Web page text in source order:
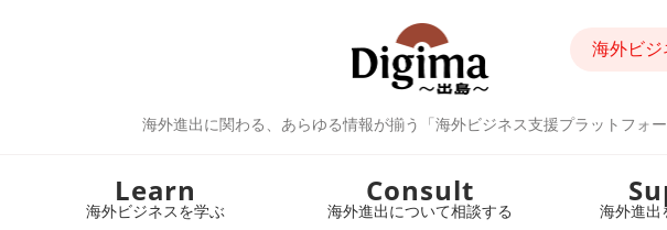
海外進出に関わる、あらゆる情報が揃う「海外ビジネス支援プラットフォ
海外ビジ
Learn
海外ビジネスを学ぶ
Consult
海外進出について相談する 海外進出